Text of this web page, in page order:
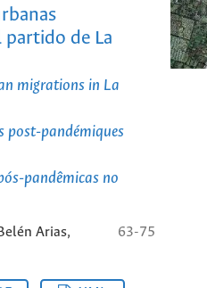
partido de La
migrations in La
pandémiques
pandêmicas no
Arias,
63-75